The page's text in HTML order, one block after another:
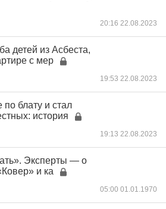
20:16 22.08.2023
детей из Асбеста,
с мер
19:53 22.08.2023
по блату и стал
история
19:13 22.08.2023
Эксперты — о
и ка
05:00 01.01.1970